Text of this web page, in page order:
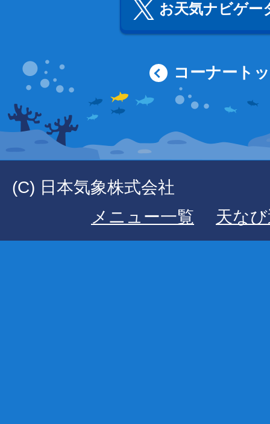
お天気ナビゲー
コーナート
(C) 日本気象株式会社
メニュー一覧
天な